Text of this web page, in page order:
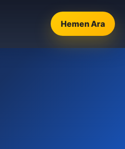
Hemen Ara